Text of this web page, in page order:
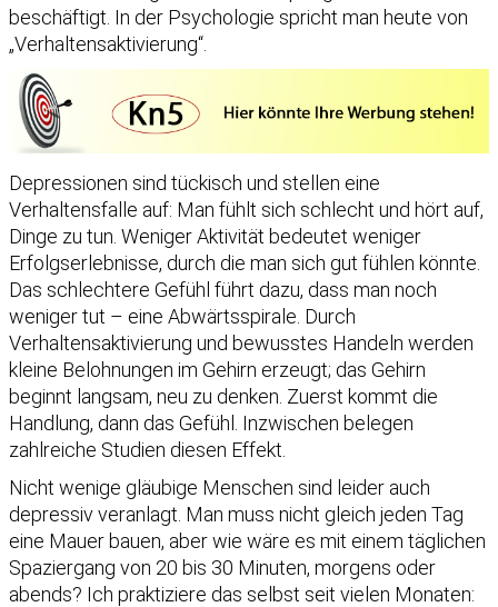
beschäftigt. In der Psychologie spricht man heute von
„Verhaltensaktivierung“.
Depressionen sind tückisch und stellen eine
Verhaltensfalle auf: Man fühlt sich schlecht und hört auf,
Dinge zu tun. Weniger Aktivität bedeutet weniger
Erfolgserlebnisse, durch die man sich gut fühlen könnte.
Das schlechtere Gefühl führt dazu, dass man noch
weniger tut – eine Abwärtsspirale. Durch
Verhaltensaktivierung und bewusstes Handeln werden
kleine Belohnungen im Gehirn erzeugt; das Gehirn
beginnt langsam, neu zu denken. Zuerst kommt die
Handlung, dann das Gefühl. Inzwischen belegen
zahlreiche Studien diesen Effekt.
Nicht wenige gläubige Menschen sind leider auch
depressiv veranlagt. Man muss nicht gleich jeden Tag
eine Mauer bauen, aber wie wäre es mit einem täglichen
Spaziergang von 20 bis 30 Minuten, morgens oder
abends? Ich praktiziere das selbst seit vielen Monaten: